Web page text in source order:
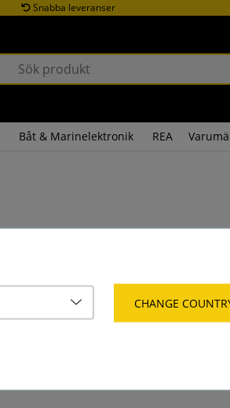
Snabba leveranser
Båt & Marinelektronik REA
CHANGE